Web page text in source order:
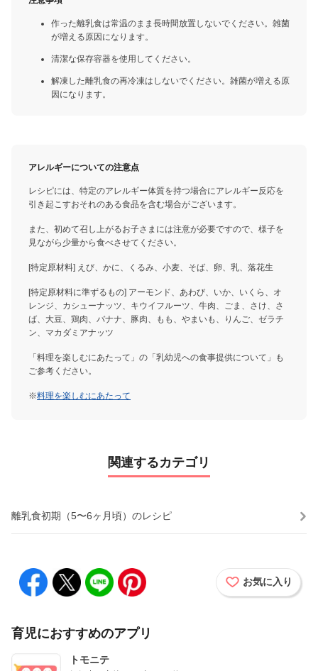
作った離乳食は常温のまま長時間放置しないでください。雑菌
が増える原因になります。
清潔な保存容器を使用してください。
解凍した離乳食の再冷凍はしないでください。雑菌が増える原
因になります。
アレルギーについての注意点
レシピには、特定のアレルギー体質を持つ場合にアレルギー反応を
引き起こすおそれのある食品を含む場合がございます。
また、初めて召し上がるお子さまには注意が必要ですので、様子を
見ながら少量から食べさせてください。
[特定原材料] えび、かに、くるみ、小麦、そば、卵、乳、落花生
[特定原材料に準ずるもの] アーモンド、あわび、いか、いくら、オ
レンジ、カシューナッツ、キウイフルーツ、牛肉、ごま、さけ、さ
ば、大豆、鶏肉、バナナ、豚肉、もも、やまいも、りんご、ゼラチ
ン、マカダミアナッツ
「料理を楽しむにあたって」の「乳幼児への食事提供について」も
ご参考ください。
※料理を楽しむにあたって
関連するカテゴリ
離乳食初期（5〜6ヶ月頃）のレシピ
お気に入り
育児におすすめのアプリ
トモニテ